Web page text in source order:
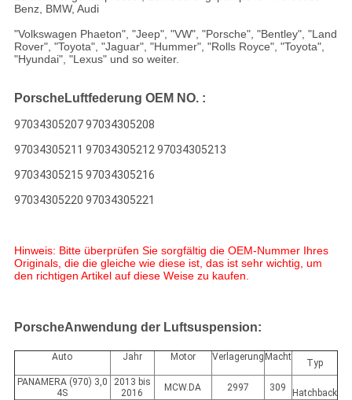
Benz, BMW, Audi
"Volkswagen Phaeton", "Jeep", "VW", "Porsche", "Bentley", "Land
Rover", "Toyota", "Jaguar", "Hummer", "Rolls Royce", "Toyota",
"Hyundai", "Lexus" und so weiter.
PorscheLuftfederung OEM NO. :
97034305207 97034305208
97034305211 97034305212 97034305213
97034305215 97034305216
97034305220 97034305221
Hinweis: Bitte überprüfen Sie sorgfältig die OEM-Nummer Ihres
Originals, die die gleiche wie diese ist, das ist sehr wichtig, um
den richtigen Artikel auf diese Weise zu kaufen.
PorscheAnwendung der Luftsuspension:
Auto Jahr Motor Verlagerung Macht
Typ
PANAMERA (970) 3,0
4S
2013 bis
2016
MCW.DA 2997 309
Hatchback